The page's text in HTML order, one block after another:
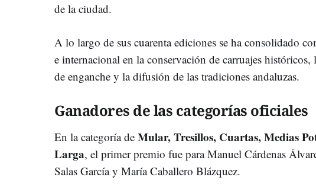
de la ciudad.
A lo largo de sus cuarenta ediciones se ha consolidado
e internacional en la conservación de carruajes
de enganche y la difusión de las tradiciones andaluzas.
Ganadores de las categorías oficiales
En la categoría de Mular, Tresillos, Cuartas, Medias
Larga, el primer premio fue para Manuel Cárdenas
Salas García y María Caballero Blázquez.